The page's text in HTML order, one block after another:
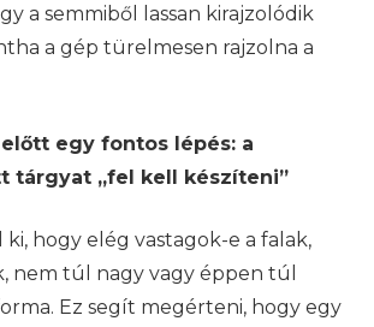
a semmiből lassan kirajzolódik
a gép türelmesen rajzolna a
egy fontos lépés: a
tárgyat „fel kell készíteni”
hogy elég vastagok-e a falak,
nem túl nagy vagy éppen túl
Ez segít megérteni, hogy egy